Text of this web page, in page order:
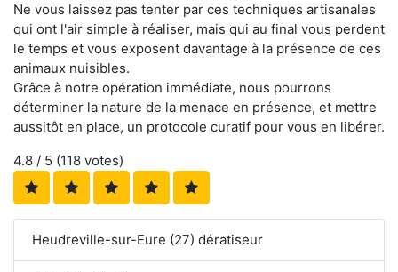
Ne vous laissez pas tenter par ces techniques artisanales
qui ont l'air simple à réaliser, mais qui au final vous perdent
le temps et vous exposent davantage à la présence de ces
animaux nuisibles.
Grâce à notre opération immédiate, nous pourrons
déterminer la nature de la menace en présence, et mettre
aussitôt en place, un protocole curatif pour vous en libérer.
4.8 / 5 (118 votes)
Heudreville-sur-Eure (27) dératiseur